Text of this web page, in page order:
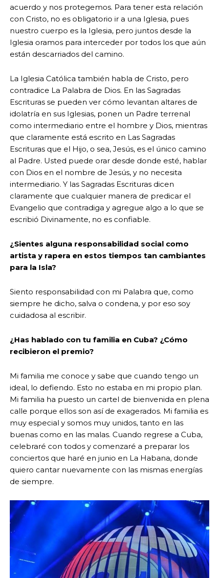
acuerdo y nos protegemos. Para tener esta relación
con Cristo, no es obligatorio ir a una Iglesia, pues
nuestro cuerpo es la Iglesia, pero juntos desde la
Iglesia oramos para interceder por todos los que aún
están descarriados del camino.
La Iglesia Católica también habla de Cristo, pero
contradice La Palabra de Dios. En las Sagradas
Escrituras se pueden ver cómo levantan altares de
idolatría en sus Iglesias, ponen un Padre terrenal
como intermediario entre el hombre y Dios, mientras
que claramente está escrito en Las Sagradas
Escrituras que el Hijo, o sea, Jesús, es el único camino
al Padre. Usted puede orar desde donde esté, hablar
con Dios en el nombre de Jesús, y no necesita
intermediario. Y las Sagradas Escrituras dicen
claramente que cualquier manera de predicar el
Evangelio que contradiga y agregue algo a lo que se
escribió Divinamente, no es confiable.
¿Sientes alguna responsabilidad social como
artista y rapera en estos tiempos tan cambiantes
para la Isla?
Siento responsabilidad con mi Palabra que, como
siempre he dicho, salva o condena, y por eso soy
cuidadosa al escribir.
¿Has hablado con tu familia en Cuba? ¿Cómo
recibieron el premio?
Mi familia me conoce y sabe que cuando tengo un
ideal, lo defiendo. Esto no estaba en mi propio plan.
Mi familia ha puesto un cartel de bienvenida en plena
calle porque ellos son así de exagerados. Mi familia es
muy especial y somos muy unidos, tanto en las
buenas como en las malas. Cuando regrese a Cuba,
celebraré con todos y comenzaré a preparar los
conciertos que haré en junio en La Habana, donde
quiero cantar nuevamente con las mismas energías
de siempre.